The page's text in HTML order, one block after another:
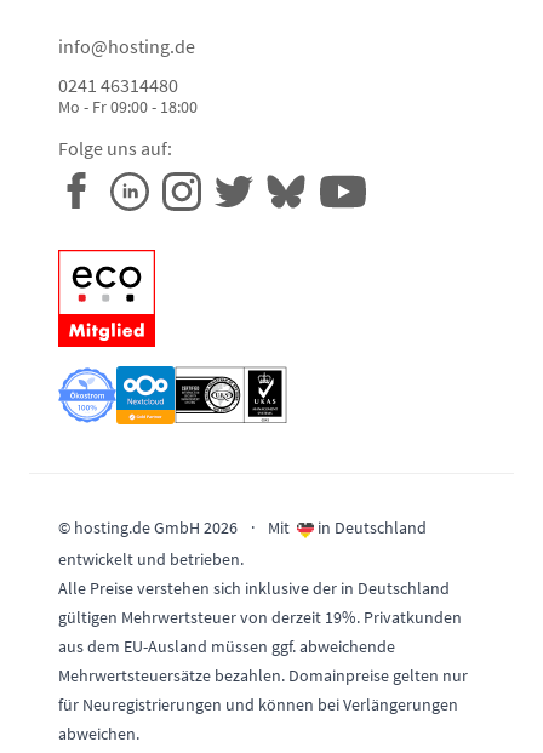
info@hosting.de
0241 46314480
Mo - Fr 09:00 - 18:00
Folge uns auf:
© hosting.de GmbH 2026 · Mit
in Deutschland
entwickelt und betrieben.
Alle Preise verstehen sich inklusive der in Deutschland
gültigen Mehrwertsteuer von derzeit 19%. Privatkunden
aus dem EU-Ausland müssen ggf. abweichende
Mehrwertsteuersätze bezahlen. Domainpreise gelten nur
für Neuregistrierungen und können bei Verlängerungen
abweichen.